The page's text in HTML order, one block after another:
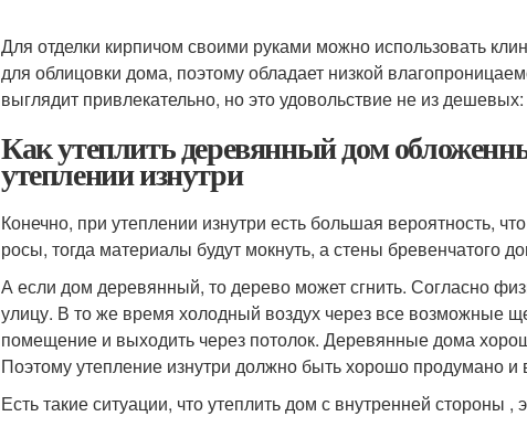
Для отделки кирпичом своими руками можно использовать
для облицовки дома, поэтому обладает низкой
выглядит привлекательно, но это удовольствие не из
Как утеплить деревянный дом
утеплении изнутри
Конечно, при утеплении изнутри есть большая вероятность,
росы, тогда материалы будут мокнуть, а стены бревенчатого
А если дом деревянный, то дерево может сгнить. Согласно
улицу. В то же время холодный воздух через все возможные
помещение и выходить через потолок. Деревянные дома
Поэтому утепление изнутри должно быть хорошо продумано
Есть такие ситуации, что утеплить дом с внутренней стороны